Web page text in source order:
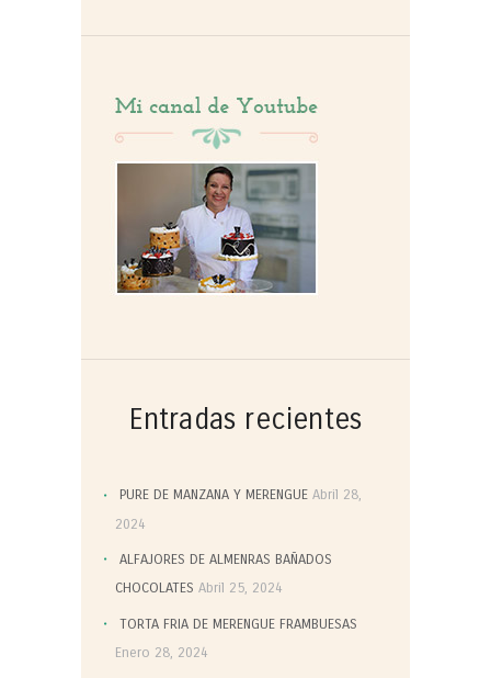
Entradas recientes
PURE DE MANZANA Y MERENGUE Abril 28,
2024
ALFAJORES DE ALMENRAS BAÑADOS
CHOCOLATES Abril 25, 2024
TORTA FRIA DE MERENGUE FRAMBUESAS
Enero 28, 2024